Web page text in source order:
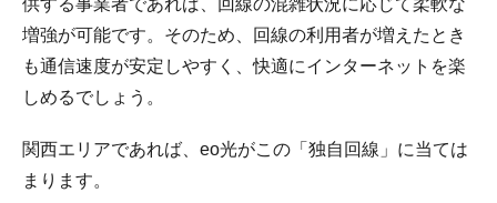
供する事業者であれば、回線の混雑状況に応じて柔軟な
増強が可能です。そのため、回線の利用者が増えたとき
も通信速度が安定しやすく、快適にインターネットを楽
しめるでしょう。
関西エリアであれば、eo光がこの「独自回線」に当ては
まります。